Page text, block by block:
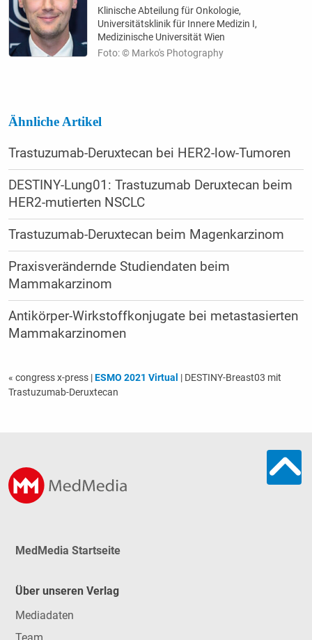
Klinische Abteilung für Onkologie,
Universitätsklinik für Innere Medizin I,
Medizinische Universität Wien
Foto: © Marko's Photography
Ähnliche Artikel
Trastuzumab-Deruxtecan bei HER2-low-Tumoren
DESTINY-Lung01: Trastuzumab Deruxtecan beim
HER2-mutierten NSCLC
Trastuzumab-Deruxtecan beim Magenkarzinom
Praxisverändernde Studiendaten beim
Mammakarzinom
Antikörper-Wirkstoffkonjugate bei metastasierten
Mammakarzinomen
« congress x-press |ESMO 2021 Virtual | DESTINY-Breast03 mit
Trastuzumab-Deruxtecan
MedMedia Startseite
Über unseren Verlag
Mediadaten